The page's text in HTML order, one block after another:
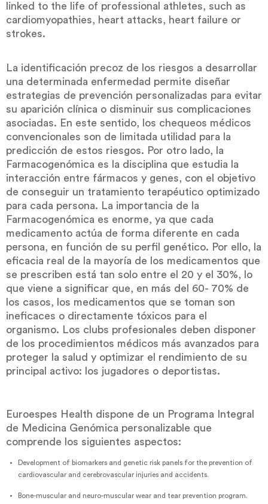
linked to the life of professional athletes, such as
cardiomyopathies, heart attacks, heart failure or
strokes.
La identificación precoz de los riesgos a desarrollar
una determinada enfermedad permite diseñar
estrategias de prevención personalizadas para evitar
su aparición clínica o disminuir sus complicaciones
asociadas. En este sentido, los chequeos médicos
convencionales son de limitada utilidad para la
predicción de estos riesgos. Por otro lado, la
Farmacogenómica es la disciplina que estudia la
interacción entre fármacos y genes, con el objetivo
de conseguir un tratamiento terapéutico optimizado
para cada persona. La importancia de la
Farmacogenómica es enorme, ya que cada
medicamento actúa de forma diferente en cada
persona, en función de su perfil genético. Por ello, la
eficacia real de la mayoría de los medicamentos que
se prescriben está tan solo entre el 20 y el 30%, lo
que viene a significar que, en más del 60- 70% de
los casos, los medicamentos que se toman son
ineficaces o directamente tóxicos para el
organismo. Los clubs profesionales deben disponer
de los procedimientos médicos más avanzados para
proteger la salud y optimizar el rendimiento de su
principal activo: los jugadores o deportistas.
Euroespes Health dispone de un Programa Integral
de Medicina Genómica personalizable que
comprende los siguientes aspectos:
Development of biomarkers and genetic risk panels for the prevention of
cardiovascular and cerebrovascular injuries and accidents.
Bone-muscular and neuro-muscular wear and tear prevention program.